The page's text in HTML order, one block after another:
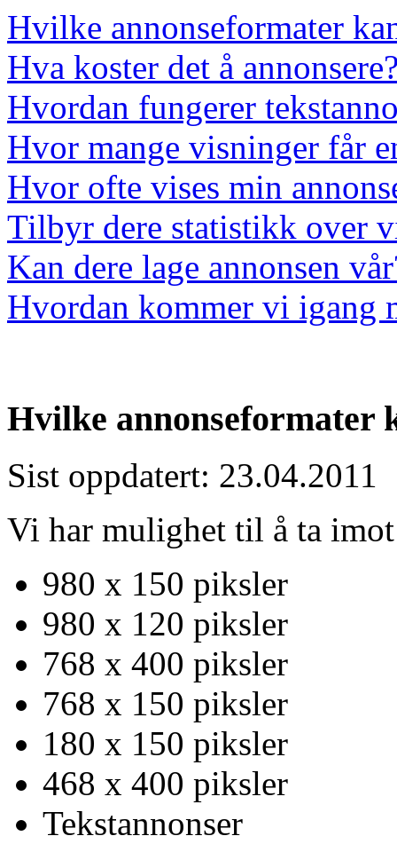
Hvilke annonseformater
Hva koster det å
Hvordan fungerer
Hvor mange visninger får
Hvor ofte vises min
Tilbyr dere statistikk over
Kan dere lage annonsen
Hvordan kommer vi igang
Hvilke annonseformater
Sist oppdatert: 23.04.2011
Vi har mulighet til å ta
980 x 150 piksler
980 x 120 piksler
768 x 400 piksler
768 x 150 piksler
180 x 150 piksler
468 x 400 piksler
Tekstannonser